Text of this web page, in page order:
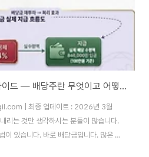
주식 배당금 받는 법 완벽 가이드 — 배당주란 무엇이고 어떻게 받을 수 있을까?
| 최종 업데이트 : 2026년 3월
리는 것만 생각하시는 분들이 많습니다.
이 있습니다. 바로 배당금입니다. 많은 투
받아야 하는지 몰라서 이 수익을 그냥